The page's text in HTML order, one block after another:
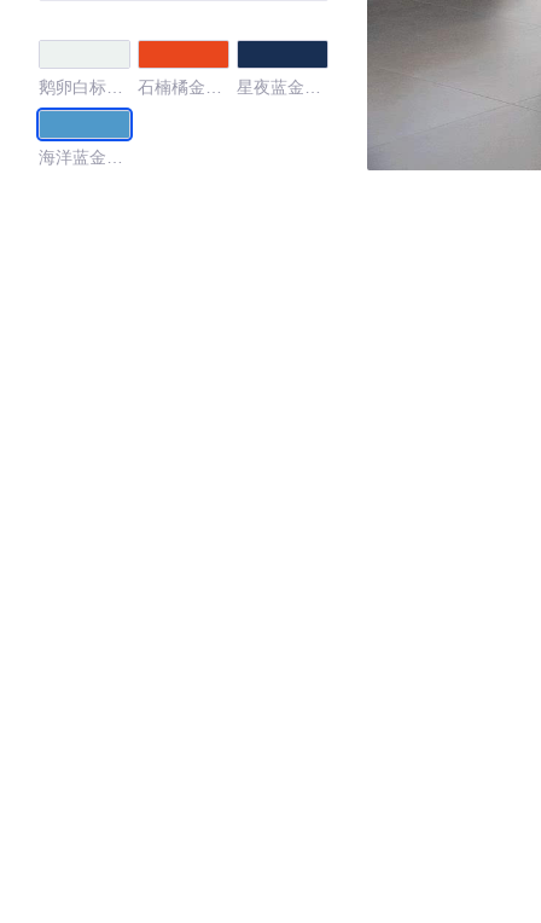
鹅卵白标准
漆
石楠橘金属
星夜蓝金属
海洋蓝金属